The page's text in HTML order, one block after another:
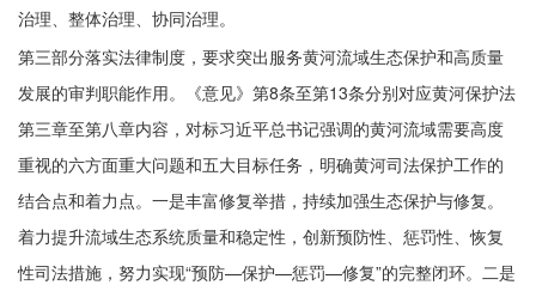
治理、整体治理、协同治理。
第三部分落实法律制度，要求突出服务黄河流域生态保护和高质量
发展的审判职能作用。《意见》第8条至第13条分别对应黄河保护法
第三章至第八章内容，对标习近平总书记强调的黄河流域需要高度
重视的六方面重大问题和五大目标任务，明确黄河司法保护工作的
结合点和着力点。一是丰富修复举措，持续加强生态保护与修复。
着力提升流域生态系统质量和稳定性，创新预防性、惩罚性、恢复
性司法措施，努力实现“预防—保护—惩罚—修复”的完整闭环。二是